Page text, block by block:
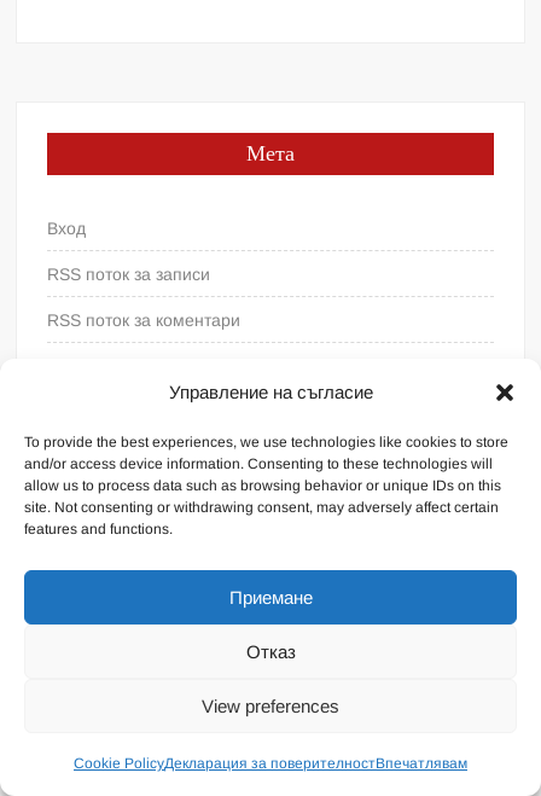
Управление на съгласие
To provide the best experiences, we use technologies like cookies to store
and/or access device information. Consenting to these technologies will
allow us to process data such as browsing behavior or unique IDs on this
site. Not consenting or withdrawing consent, may adversely affect certain
features and functions.
Приемане
Отказ
View preferences
Cookie PolicyДекларация за поверителностВпечатлявам
Мета
Вход
RSS поток за записи
RSS поток за коментари
Proudly powered by WordPress |Theme: FreeNews
Общи условия